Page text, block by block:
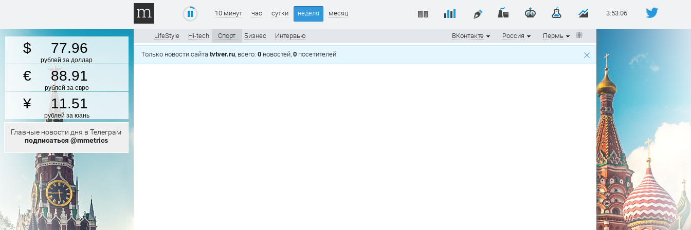
77.96
рублей за доллар
88.91
рублей за евро
11.51
рублей за юань
Главные новости дня в Телеграм
подписаться @mmetrics
3:53:06
10 минут час сутки неделя месяц
LifeStyle Hi-tech Спорт Бизнес Интервью Пермь
Россия
ВКонтакте
Только новости сайта tvtver.ru, всего: 0 новостей, 0 посетителей.